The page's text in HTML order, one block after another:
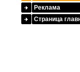
Реклама
Страница